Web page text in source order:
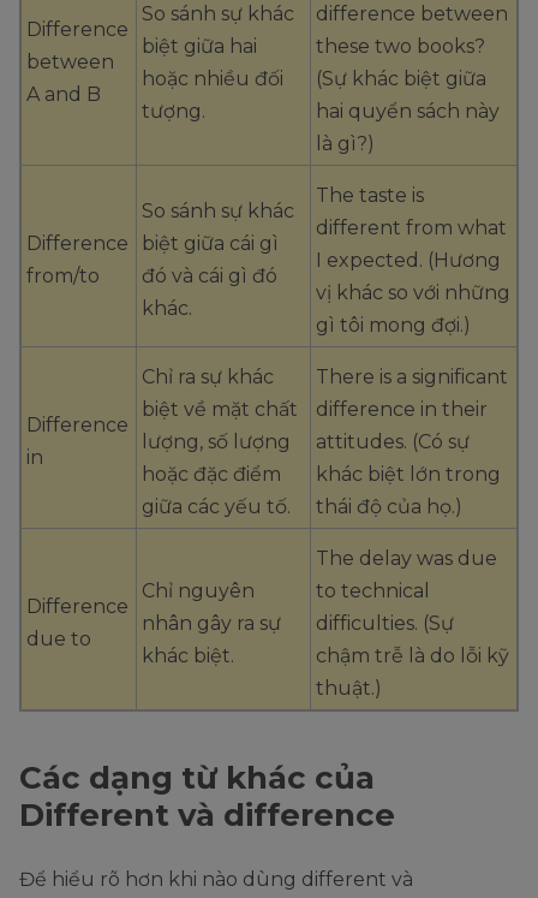
Difference
between
A and B
So sánh sự khác
biệt giữa hai
hoặc nhiều đối
tượng.
difference between
these two books?
(Sự khác biệt giữa
hai quyển sách này
là gì?)
Difference
from/to
So sánh sự khác
biệt giữa cái gì
đó và cái gì đó
khác.
The taste is
different from what
I expected. (Hương
vị khác so với những
gì tôi mong đợi.)
Difference
in
Chỉ ra sự khác
biệt về mặt chất
lượng, số lượng
hoặc đặc điểm
giữa các yếu tố.
There is a significant
difference in their
attitudes. (Có sự
khác biệt lớn trong
thái độ của họ.)
Difference
due to
Chỉ nguyên
nhân gây ra sự
khác biệt.
The delay was due
to technical
difficulties. (Sự
chậm trễ là do lỗi kỹ
thuật.)
Các dạng từ khác của
Different và difference
Để hiểu rõ hơn khi nào dùng different và